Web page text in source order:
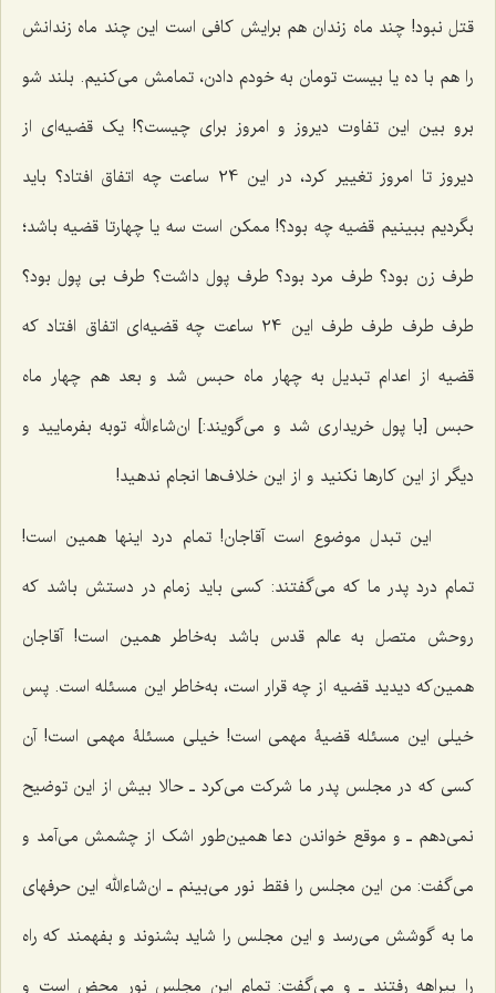
قتل نبود! چند ماه زندان هم برایش کافى است این چند ماه زندانش
را هم با ده یا بیست تومان به خودم دادن، تمامش می‌کنیم. بلند شو
برو بین این تفاوت دیروز و امروز براى چیست؟! یک قضیه‌اى از
دیروز تا امروز تغییر کرد، در این 24 ساعت چه اتفاق افتاد؟ باید
بگردیم ببینیم قضیه چه بود؟! ممکن است سه یا چهارتا قضیه باشد؛
طرف زن بود؟ طرف مرد بود؟ طرف پول داشت؟ طرف بى پول بود؟
طرف طرف طرف طرف این 24 ساعت چه قضیه‌اى اتفاق افتاد که
قضیه از اعدام تبدیل به چهار ماه حبس شد و بعد هم چهار ماه
حبس [با پول خریداری شد و می‌گویند:] ان‌شاءالله توبه بفرمایید و
دیگر از این کارها نکنید و از این خلاف‌ها انجام ندهید!
این تبدل موضوع است آقاجان! تمام درد اینها همین است!
تمام درد پدر ما که مى‌گفتند: کسى باید زمام در دستش باشد که
روحش متصل به عالم قدس باشد به‌خاطر همین است! آقاجان
همین‌که دیدید قضیه از چه قرار است، به‌خاطر این مسئله است. پس
خیلى این مسئله قضیۀ مهمی است! خیلى مسئلۀ مهمی است! آن
کسى که در مجلس پدر ما شرکت مى‌کرد ـ حالا بیش از این توضیح
نمى‌دهم ـ و موقع خواندن دعا همین‌طور اشک از چشمش مى‌آمد و
مى‌گفت: من این مجلس را فقط نور مى‌بینم ـ ان‌شاءالله این حرفهاى
ما به گوشش مى‌رسد و این مجلس را شاید بشنوند و بفهمند که راه
را بیراهه رفتند ـ و مى‌گفت: تمام این مجلس نور محض است و